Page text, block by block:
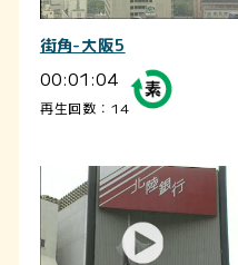
街角-大阪5
00:01:04
再生回数：14